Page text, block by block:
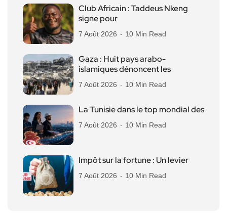
Club Africain : Taddeus Nkeng
signe pour
7 Août 2026 10 Min Read
Gaza : Huit pays arabo-
islamiques dénoncent les
7 Août 2026 10 Min Read
La Tunisie dans le top mondial des
7 Août 2026 10 Min Read
Impôt sur la fortune : Un levier
7 Août 2026 10 Min Read